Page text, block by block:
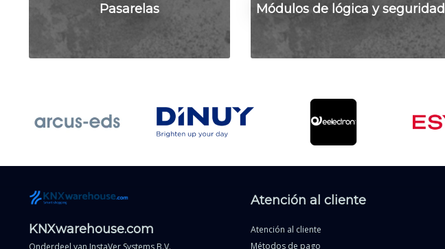
Pasarelas Módulos de lógica y seguridad
KNXwarehouse.com
Atención al cliente
Atención al cliente
Métodos de pago